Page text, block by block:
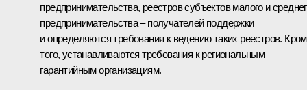
предпринимательства, реестров субъектов малого и
предпринимательства – получателей поддержки
и определяются требования к ведению таких реестров.
того, устанавливаются требования к региональным
гарантийным организациям.